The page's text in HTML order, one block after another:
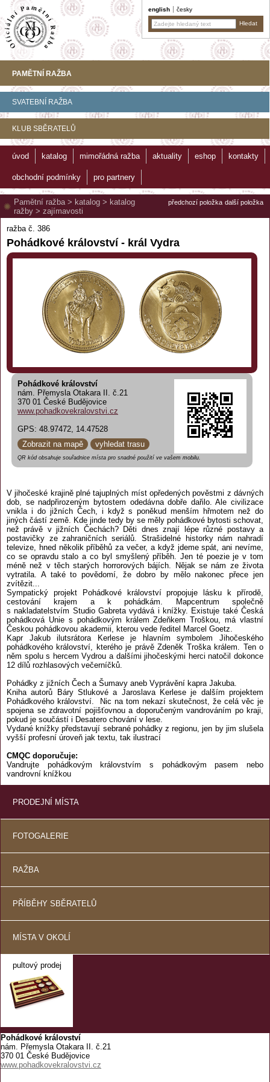
english česky
PAMĚTNÍ RAŽBA
SVATEBNÍ RAŽBA
KLUB SBĚRATELŮ
úvod katalog mimořádná ražba aktuality eshop kontakty
obchodní podmínky pro partnery
předchozí položka další položka
Pamětní ražba> katalog > katalog
ražby > zajímavosti
ražba č. 386
Pohádkové království - král Vydra
Pohádkové království
nám. Přemysla Otakara II. č.21
370 01 České Budějovice
www.pohadkovekralovstvi.cz
GPS: 48.97472, 14.47528
Zobrazit na mapě
vyhledat trasu
QR kód obsahuje souřadnice místa pro snadné použití ve vašem mobilu.
V jihočeské krajině plné tajuplných míst opředených pověstmi z dávných
dob, se nadpřirozeným bytostem odedávna dobře dařilo. Ale civilizace
vnikla i do jižních Čech, i když s poněkud menším hřmotem než do
jiných částí země. Kde jinde tedy by se měly pohádkové bytosti schovat,
než právě v jižních Čechách? Děti dnes znají lépe různé postavy a
postavičky ze zahraničních seriálů. Strašidelné historky nám nahradí
televize, hned několik příběhů za večer, a když jdeme spát, ani nevíme,
co se opravdu stalo a co byl smyšlený příběh. Jen té poezie je v tom
méně než v těch starých horrorových bájích. Nějak se nám ze života
vytratila. A také to povědomí, že dobro by mělo nakonec přece jen
zvítězit...
Sympatický projekt Pohádkové království propojuje lásku k přírodě,
cestování krajem a k pohádkám. Mapcentrum společně
s nakladatelstvím Studio Gabreta vydává i knížky. Existuje také Česká
pohádková Unie s pohádkovým králem Zdeňkem Troškou, má vlastní
Českou pohádkovou akademii, kterou vede ředitel Marcel Goetz.
Kapr Jakub ilutsrátora Kerlese je hlavním symbolem Jihočeského
pohádkového království, kterého je právě Zdeněk Troška králem. Ten o
něm spolu s hercem Vydrou a dalšími jihočeskými herci natočil dokonce
12 dílů rozhlasových večerníčků.
Pohádky z jižních Čech a Šumavy aneb Vyprávění kapra Jakuba.
Kniha autorů Báry Stlukové a Jaroslava Kerlese je dalším projektem
Pohádkového království. Nic na tom nekazí skutečnost, že celá věc je
spojena se zdravotní pojišťovnou a doporučeným vandrováním po kraji,
pokud je součástí i Desatero chování v lese.
Vydané knížky představují sebrané pohádky z regionu, jen by jim slušela
vyšší profesní úroveň jak textu, tak ilustrací
CMQC doporučuje:
Vandrujte pohádkovým královstvím s pohádkovým pasem nebo
vandrovní knížkou
PRODEJNÍ MÍSTA
FOTOGALERIE
RAŽBA
PŘÍBĚHY SBĚRATELŮ
MÍSTA V OKOLÍ
pultový prodej
Pohádkové království
nám. Přemysla Otakara II. č.21
370 01 České Budějovice
www.pohadkovekralovstvi.cz